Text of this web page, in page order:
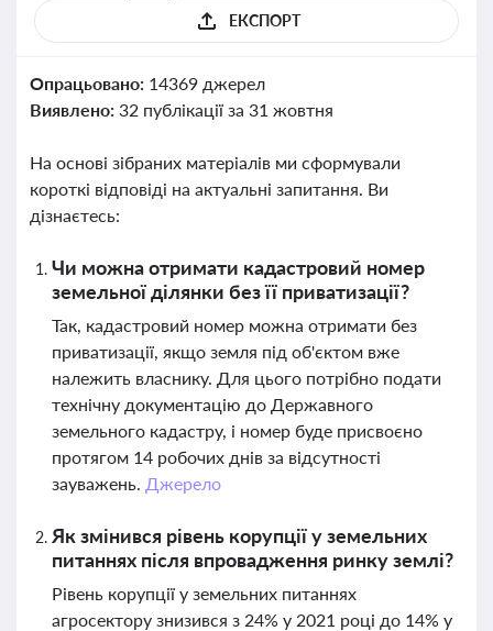
ЕКСПОРТ
Опрацьовано: 14369 джерел
Виявлено: 32 публікації за 31 жовтня
На основі зібраних матеріалів ми сформували
короткі відповіді на актуальні запитання. Ви
дізнаєтесь:
Чи можна отримати кадастровий номер
земельної ділянки без її приватизації?
Так, кадастровий номер можна отримати без
приватизації, якщо земля під об'єктом вже
належить власнику. Для цього потрібно подати
технічну документацію до Державного
земельного кадастру, і номер буде присвоєно
протягом 14 робочих днів за відсутності
зауважень. Джерело
Як змінився рівень корупції у земельних
питаннях після впровадження ринку землі?
Рівень корупції у земельних питаннях
агросектору знизився з 24% у 2021 році до 14% у